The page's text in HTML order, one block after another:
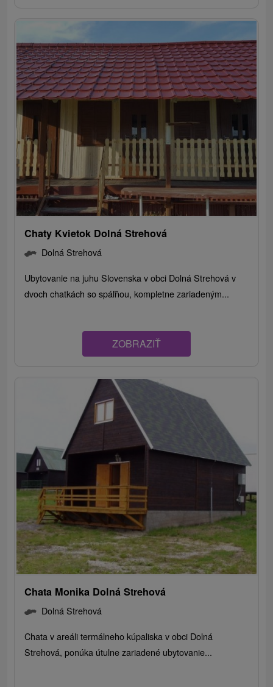
Chaty Kvietok Dolná Strehová
Dolná Strehová
Ubytovanie na juhu Slovenska v obci Dolná Strehová v
dvoch chatkách so spáľňou, kompletne zariadeným...
ZOBRAZIŤ
Chata Monika Dolná Strehová
Dolná Strehová
Chata v areáli termálneho kúpaliska v obci Dolná
Strehová, ponúka útulne zariadené ubytovanie...